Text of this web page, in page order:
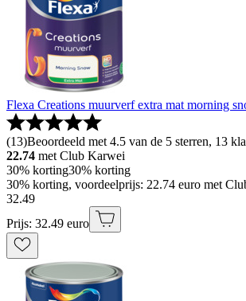
Flexa Creations muurverf extra mat morning
(13)Beoordeeld met 4.5 van de 5 sterren, 13
22.74 met Club Karwei
30% korting30% korting
30% korting, voordeelprijs: 22.74 euro met
32.49
Prijs: 32.49 euro